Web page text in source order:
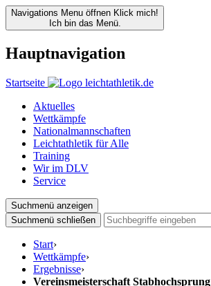
Navigations Menu öffnen Klick mich!
Ich bin das Menü.
Hauptnavigation
Startseite
Aktuelles
Wettkämpfe
Nationalmannschaften
Leichtathletik für Alle
Training
Wir im DLV
Service
Suchmenü anzeigen
Suchmenü schließen
Start›
Wettkämpfe›
Ergebnisse›
Vereinsmeisterschaft Stabhochsprung